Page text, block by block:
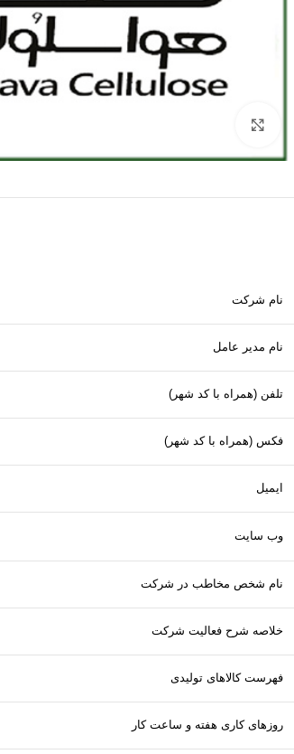
نام شرکت
نام مدیر عامل
تلفن (همراه با کد شهر)
فکس (همراه با کد شهر)
ایمیل
وب سایت
نام شخص مخاطب در شرکت
خلاصه شرح فعالیت شرکت
فهرست کالاهای تولیدی
روزهای کاری هفته و ساعت کار